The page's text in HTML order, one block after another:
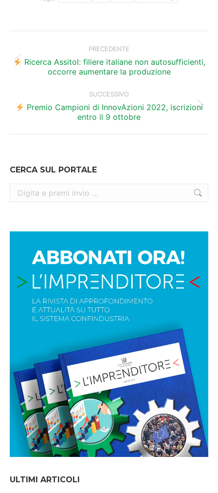
tra
PRECEDENTE
Post
precedente:
Ricerca Assitol: filiere italiane non autosufficienti,
occorre aumentare la produzione
SUCCESSIVO
Prossimo
post:
Premio Campioni di InnovAzioni 2022, iscrizioni
entro il 9 ottobre
CERCA SUL PORTALE
Cerca:
ULTIMI ARTICOLI